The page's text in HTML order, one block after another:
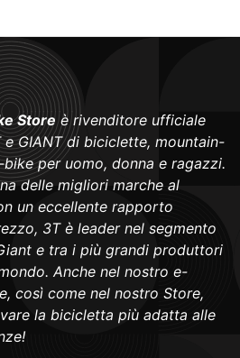
Storeè rivenditore ufficiale
e GIANT di biciclette, mountain-
per uomo, donna e ragazzi.
delle migliori marche al
un eccellente rapporto
3T è leader nel segmento
e tra i più grandi produttori
Anche nel nostro e-
così come nel nostro Store,
la bicicletta più adatta alle